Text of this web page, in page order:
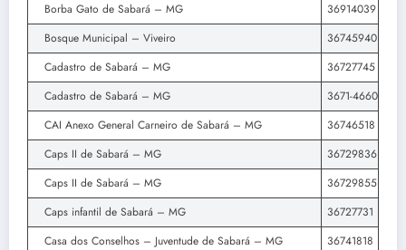
Borba Gato de Sabará – MG
36914039
Bosque Municipal – Viveiro
36745940
Cadastro de Sabará – MG
36727745
Cadastro de Sabará – MG
3671-4660
CAI Anexo General Carneiro de Sabará – MG
36746518
Caps II de Sabará – MG
36729836
Caps II de Sabará – MG
36729855
Caps infantil de Sabará – MG
36727731
Casa dos Conselhos – Juventude de Sabará – MG
36741818